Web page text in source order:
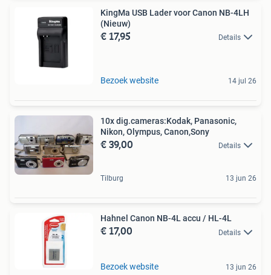
KingMa USB Lader voor Canon NB-4LH
(Nieuw)
€ 17,95 Details
Bezoek website 14 jul 26
10x dig.cameras:Kodak, Panasonic,
Nikon, Olympus, Canon,Sony
€ 39,00 Details
Tilburg 13 jun 26
Hahnel Canon NB-4L accu / HL-4L
€ 17,00 Details
Bezoek website 13 jun 26